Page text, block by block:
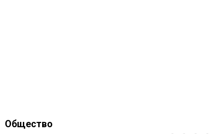
Общество